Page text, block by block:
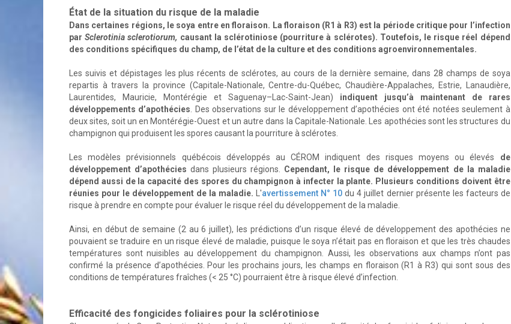
État de la situation du risque de la maladie
Dans certaines régions, le soya entre en floraison. La floraison (R1 à R3) est la période critique pour l’infection
parSclerotinia sclerotiorum, causant la sclérotiniose (pourriture à sclérotes). Toutefois, le risque réel dépend
des conditions spécifiques du champ, de l’état de la culture et des conditions agroenvironnementales.
Les suivis et dépistages les plus récents de sclérotes, au cours de la dernière semaine, dans 28 champs de soya
repartis à travers la province (Capitale-Nationale, Centre-du-Québec, Chaudière-Appalaches, Estrie, Lanaudière,
Laurentides, Mauricie, Montérégie et Saguenay–Lac-Saint-Jean) indiquent jusqu’à maintenant de rares
développements d’apothécies . Des observations sur le développement d’apothécies ont été notées seulement à
deux sites, soit un en Montérégie-Ouest et un autre dans la Capitale-Nationale. Les apothécies sont les structures du
champignon qui produisent les spores causant la pourriture à sclérotes.
Les modèles prévisionnels québécois développés au CÉROM indiquent des risques moyens ou élevés de
développement d’apothécies dans plusieurs régions. Cependant, le risque de développement de la maladie
dépend aussi de la capacité des spores du champignon à infecter la plante. Plusieurs conditions doivent être
réunies pour le développement de la maladie. L'avertissement N° 10 du 4 juillet dernier présente les facteurs de
risque à prendre en compte pour évaluer le risque réel du développement de la maladie.
Ainsi, en début de semaine (2 au 6 juillet), les prédictions d’un risque élevé de développement des apothécies ne
pouvaient se traduire en un risque élevé de maladie, puisque le soya n’était pas en floraison et que les très chaudes
températures sont nuisibles au développement du champignon. Aussi, les observations aux champs n’ont pas
confirmé la présence d’apothécies. Pour les prochains jours, les champs en floraison (R1 à R3) qui sont sous des
conditions de températures fraîches (< 25 °C) pourraient être à risque élevé d’infection.
Efficacité des fongicides foliaires pour la sclérotiniose